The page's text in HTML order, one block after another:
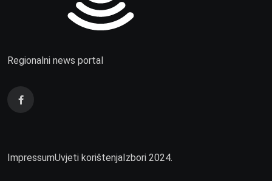
Regionalni news portal
ImpressumUvjeti korištenja Izbori 2024.